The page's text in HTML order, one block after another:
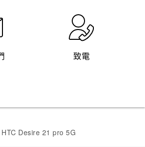
致電
HTC Desire 21 pro 5G‎